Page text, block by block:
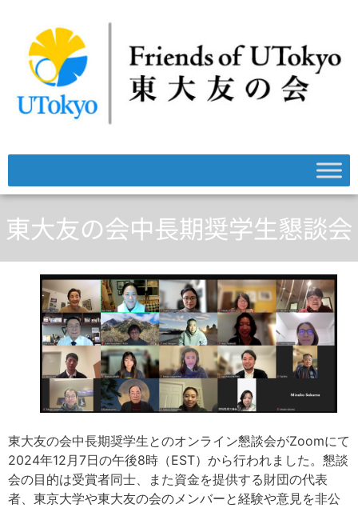
東大友の会中長期奨学生懇談会
東大友の会中長期奨学生とのオンライン懇談会がZoomにて
2024年12月7日の午後8時（EST）から行われました。懇談
会の目的は受賞者同士、また資金を提供する財団の代表
者、東京大学や東大友の会のメンバーと経験や意見を非公